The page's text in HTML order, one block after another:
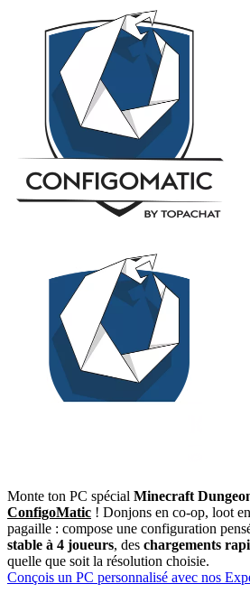
Monte ton PC spécial Minecraft
ConfigoMatic ! Donjons en co-op, loot
pagaille : compose une configuration
stable à 4 joueurs, des chargements
quelle que soit la résolution choisie.
Conçois un PC personnalisé avec nos